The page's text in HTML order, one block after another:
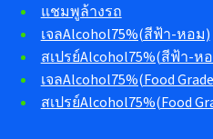
แชมพูล้างรถ
เจลAlcohol75%(สีฟ้า-หอม)
สเปรย์Alcohol75%(สีฟ้า-ห
เจลAlcohol75%(Food
สเปรย์Alcohol75%(Food